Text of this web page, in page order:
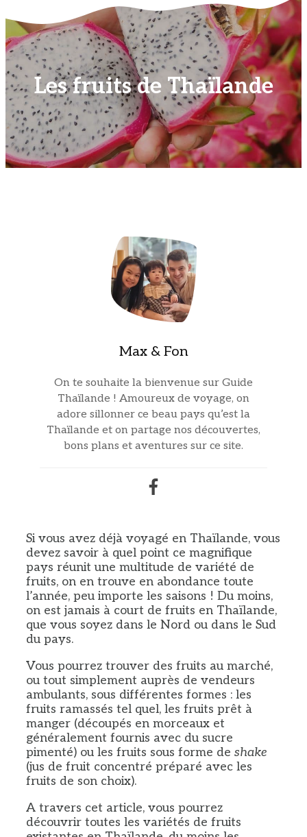
Les fruits de Thaïlande
Max & Fon
On te souhaite la bienvenue sur Guide
Thaïlande ! Amoureux de voyage, on
adore sillonner ce beau pays qu’est la
Thaïlande et on partage nos découvertes,
bons plans et aventures sur ce site.
Si vous avez déjà voyagé en Thaïlande, vous
devez savoir à quel point ce magnifique
pays réunit une multitude de variété de
fruits, on en trouve en abondance toute
l’année, peu importe les saisons ! Du moins,
on est jamais à court de fruits en Thaïlande,
que vous soyez dans le Nord ou dans le Sud
du pays.
Vous pourrez trouver des fruits au marché,
ou tout simplement auprès de vendeurs
ambulants, sous différentes formes : les
fruits ramassés tel quel, les fruits prêt à
manger (découpés en morceaux et
généralement fournis avec du sucre
pimenté) ou les fruits sous forme de shake
(jus de fruit concentré préparé avec les
fruits de son choix).
A travers cet article, vous pourrez
découvrir toutes les variétés de fruits